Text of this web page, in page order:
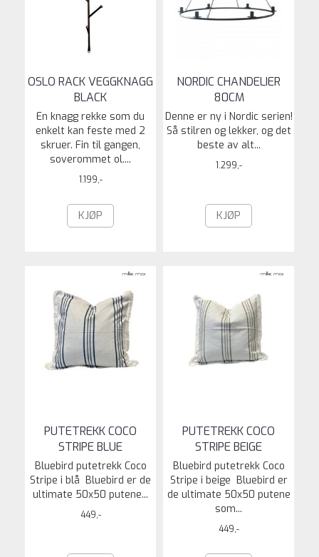
OSLO RACK VEGGKNAGG
BLACK
En knagg rekke som du
enkelt kan feste med 2
skruer. Fin til gangen,
soverommet ol....
1.199,-
KJØP
NORDIC CHANDELIER
80CM
Denne er ny i Nordic serien!
Så stilren og lekker, og det
beste av alt...
1.299,-
KJØP
PUTETREKK COCO
STRIPE BLUE
Bluebird putetrekk Coco
Stripe i blå Bluebird er de
ultimate 50x50 putene...
449,-
PUTETREKK COCO
STRIPE BEIGE
Bluebird putetrekk Coco
Stripe i beige Bluebird er
de ultimate 50x50 putene
som...
449,-